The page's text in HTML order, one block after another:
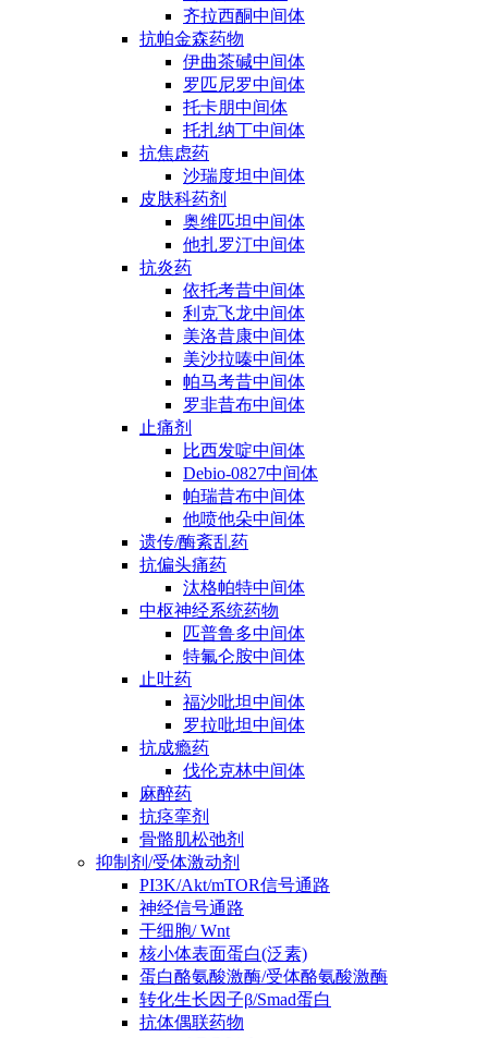
齐拉西酮中间体
抗帕金森药物
伊曲茶碱中间体
罗匹尼罗中间体
托卡朋中间体
托扎纳丁中间体
抗焦虑药
沙瑞度坦中间体
皮肤科药剂
奥维匹坦中间体
他扎罗汀中间体
抗炎药
依托考昔中间体
利克飞龙中间体
美洛昔康中间体
美沙拉嗪中间体
帕马考昔中间体
罗非昔布中间体
止痛剂
比西发啶中间体
Debio-0827中间体
帕瑞昔布中间体
他喷他朵中间体
遗传/酶紊乱药
抗偏头痛药
汰格帕特中间体
中枢神经系统药物
匹普鲁多中间体
特氟仑胺中间体
止吐药
福沙吡坦中间体
罗拉吡坦中间体
抗成瘾药
伐伦克林中间体
麻醉药
抗痉挛剂
骨骼肌松弛剂
抑制剂/受体激动剂
PI3K/Akt/mTOR信号通路
神经信号通路
干细胞/ Wnt
核小体表面蛋白(泛素)
蛋白酪氨酸激酶/受体酪氨酸激酶
转化生长因子β/Smad蛋白
抗体偶联药物